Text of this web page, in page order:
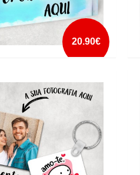
20.90€
add à lista